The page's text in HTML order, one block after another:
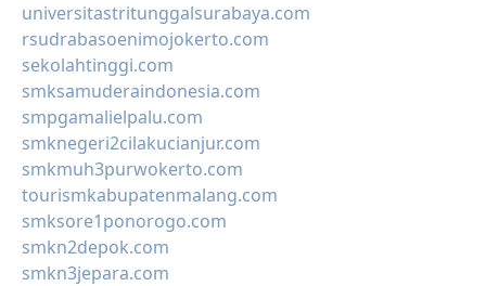
universitastritunggalsurabaya.com
rsudrabasoenimojokerto.com
sekolahtinggi.com
smksamuderaindonesia.com
smpgamalielpalu.com
smknegeri2cilakucianjur.com
smkmuh3purwokerto.com
tourismkabupatenmalang.com
smksore1ponorogo.com
smkn2depok.com
smkn3jepara.com